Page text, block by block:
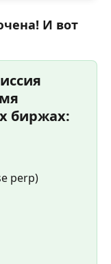
И вот
биржах:
perp)